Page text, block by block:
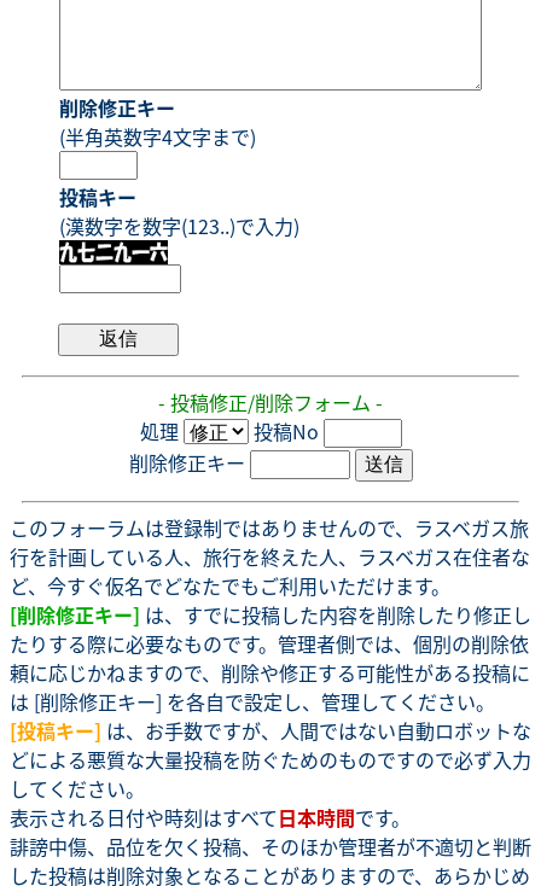
削除修正キー
(半角英数字4文字まで)
投稿キー
(漢数字を数字(123..)で入力)
- 投稿修正/削除フォーム -
処理
投稿No
削除修正キー
このフォーラムは登録制ではありませんので、ラスベガス旅
行を計画している人、旅行を終えた人、ラスベガス在住者な
ど、今すぐ仮名でどなたでもご利用いただけます。
[削除修正キー] は、すでに投稿した内容を削除したり修正し
たりする際に必要なものです。管理者側では、個別の削除依
頼に応じかねますので、削除や修正する可能性がある投稿に
は [削除修正キー] を各自で設定し、管理してください。
[投稿キー] は、お手数ですが、人間ではない自動ロボットな
どによる悪質な大量投稿を防ぐためのものですので必ず入力
してください。
表示される日付や時刻はすべて日本時間です。
誹謗中傷、品位を欠く投稿、そのほか管理者が不適切と判断
した投稿は削除対象となることがありますので、あらかじめ